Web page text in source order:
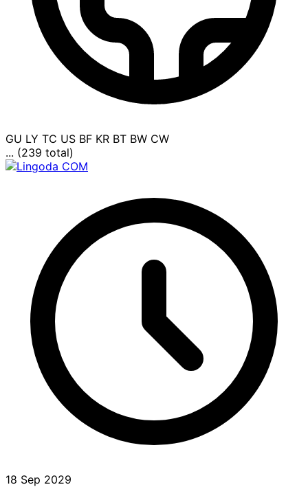
GU LY TC US BF KR BT BW CW
... (239 total)
18 Sep 2029